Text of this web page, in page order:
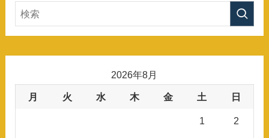
2026年8月
月 火 水 木 金 土 日
1 2